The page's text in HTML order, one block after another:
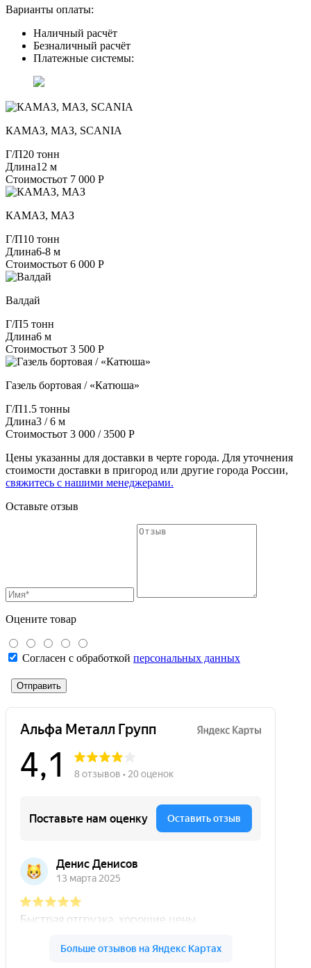
Варианты оплаты:
Наличный расчёт
Безналичный расчёт
Платежные системы:
КАМАЗ, МАЗ, SCANIA
Г/П20 тонн
Длина12 м
Стоимостьот 7 000 Р
КАМАЗ, МАЗ
Г/П10 тонн
Длина6-8 м
Стоимостьот 6 000 Р
Валдай
Г/П5 тонн
Длина6 м
Стоимостьот 3 500 Р
Газель бортовая / «Катюша»
Г/П1.5 тонны
Длина3 / 6 м
Стоимостьот 3 000 / 3500 Р
Цены указанны для доставки в черте города. Для уточнения
стоимости доставки в пригород или другие города России,
свяжитесь с нашими менеджерами.
Оставьте отзыв
Оцените товар
Согласен с обработкой персональных данных
Отправить